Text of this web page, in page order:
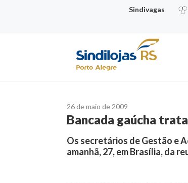
Sindivagas
26 de maio de 2009
Bancada gaúcha
Os secretários de Gestão e
amanhã, 27, em Brasília, da